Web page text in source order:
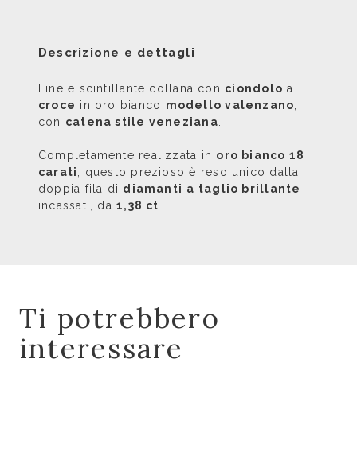
Descrizione e dettagli
Fine e scintillante collana con ciondolo a
croce in oro bianco modello valenzano
con catena stile veneziana
Completamente realizzata in oro bianco 18
carati
, questo prezioso è reso unico dalla
doppia fila di diamanti a taglio brillante
incassati, da1,38 ct
Ti potrebbero
interessare